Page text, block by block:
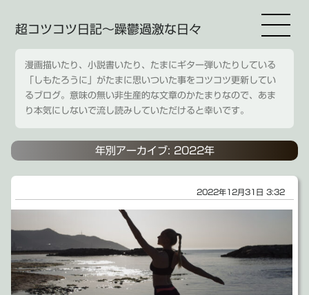
超コツコツ日記～躁鬱過激な日々
漫画描いたり、小説書いたり、たまにギター弾いたりしている
「しもたろうに」がたまに思いついた事をコツコツ更新してい
るブログ。意味の無い非生産的な文章のかたまりなので、あま
り本気にしないで流し読みしていただけると幸いです。
年別アーカイブ: 2022年
2022年12月31日 3:32